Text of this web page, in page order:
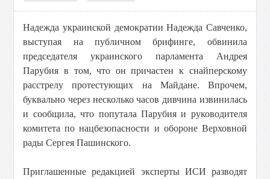
Надежда украинской демократии Надежда Савченко,
выступая на публичном брифинге, обвинила
председателя украинского парламента Андрея
Парубия в том, что он причастен к снайперскому
расстрелу протестующих на Майдане. Впрочем,
буквально через несколько часов дивчина извинилась
и сообщила, что попутала Парубия и руководителя
комитета по нацбезопасности и обороне Верховной
рады Сергея Пашинского.
Приглашенные редакцией эксперты ИСИ разводят